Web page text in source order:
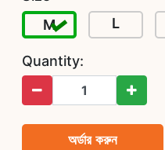
M
L
Quantity:
অর্ডার করুন